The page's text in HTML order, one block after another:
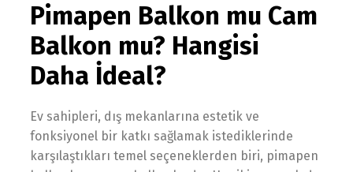
Pimapen Balkon mu Cam
Balkon mu? Hangisi
Daha İdeal?
Ev sahipleri, dış mekanlarına estetik ve
fonksiyonel bir katkı sağlamak istediklerinde
karşılaştıkları temel seçeneklerden biri, pimapen